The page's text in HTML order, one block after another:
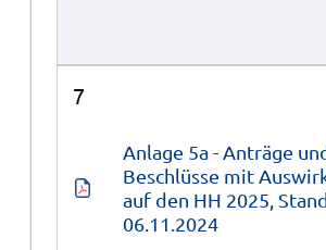
7
Anlage 5a - Anträge
Beschlüsse mit
auf den HH 2025,
06.11.2024